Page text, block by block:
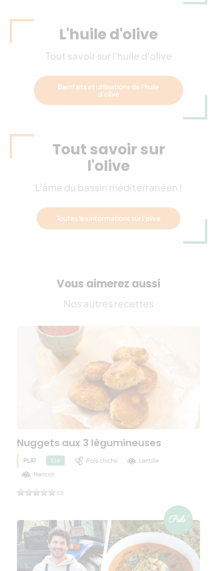
L'huile d'olive
Tout savoir sur l'huile d'olive
Bienfaits et utilisations de l'huile
d'olive
Tout savoir sur
l'olive
L'âme du bassin méditerranéen !
Toutes les informations sur l'olive
Vous aimerez aussi
Nos autres recettes
Nuggets aux 3 légumineuses
PLAT Eté Pois chiche
Lentille
Haricot
(0)